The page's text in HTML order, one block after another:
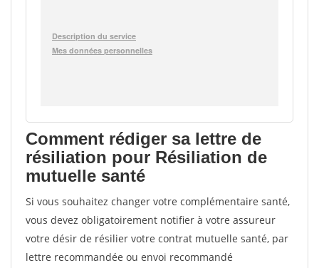
Comment rédiger sa lettre de
résiliation pour Résiliation de
mutuelle santé
Si vous souhaitez changer votre complémentaire santé,
vous devez obligatoirement notifier à votre assureur
votre désir de résilier votre contrat mutuelle santé, par
lettre recommandée ou envoi recommandé